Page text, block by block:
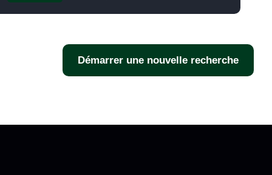
Démarrer une nouvelle recherche